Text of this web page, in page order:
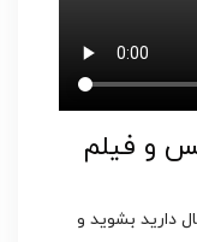
و فیلم
بشوید و